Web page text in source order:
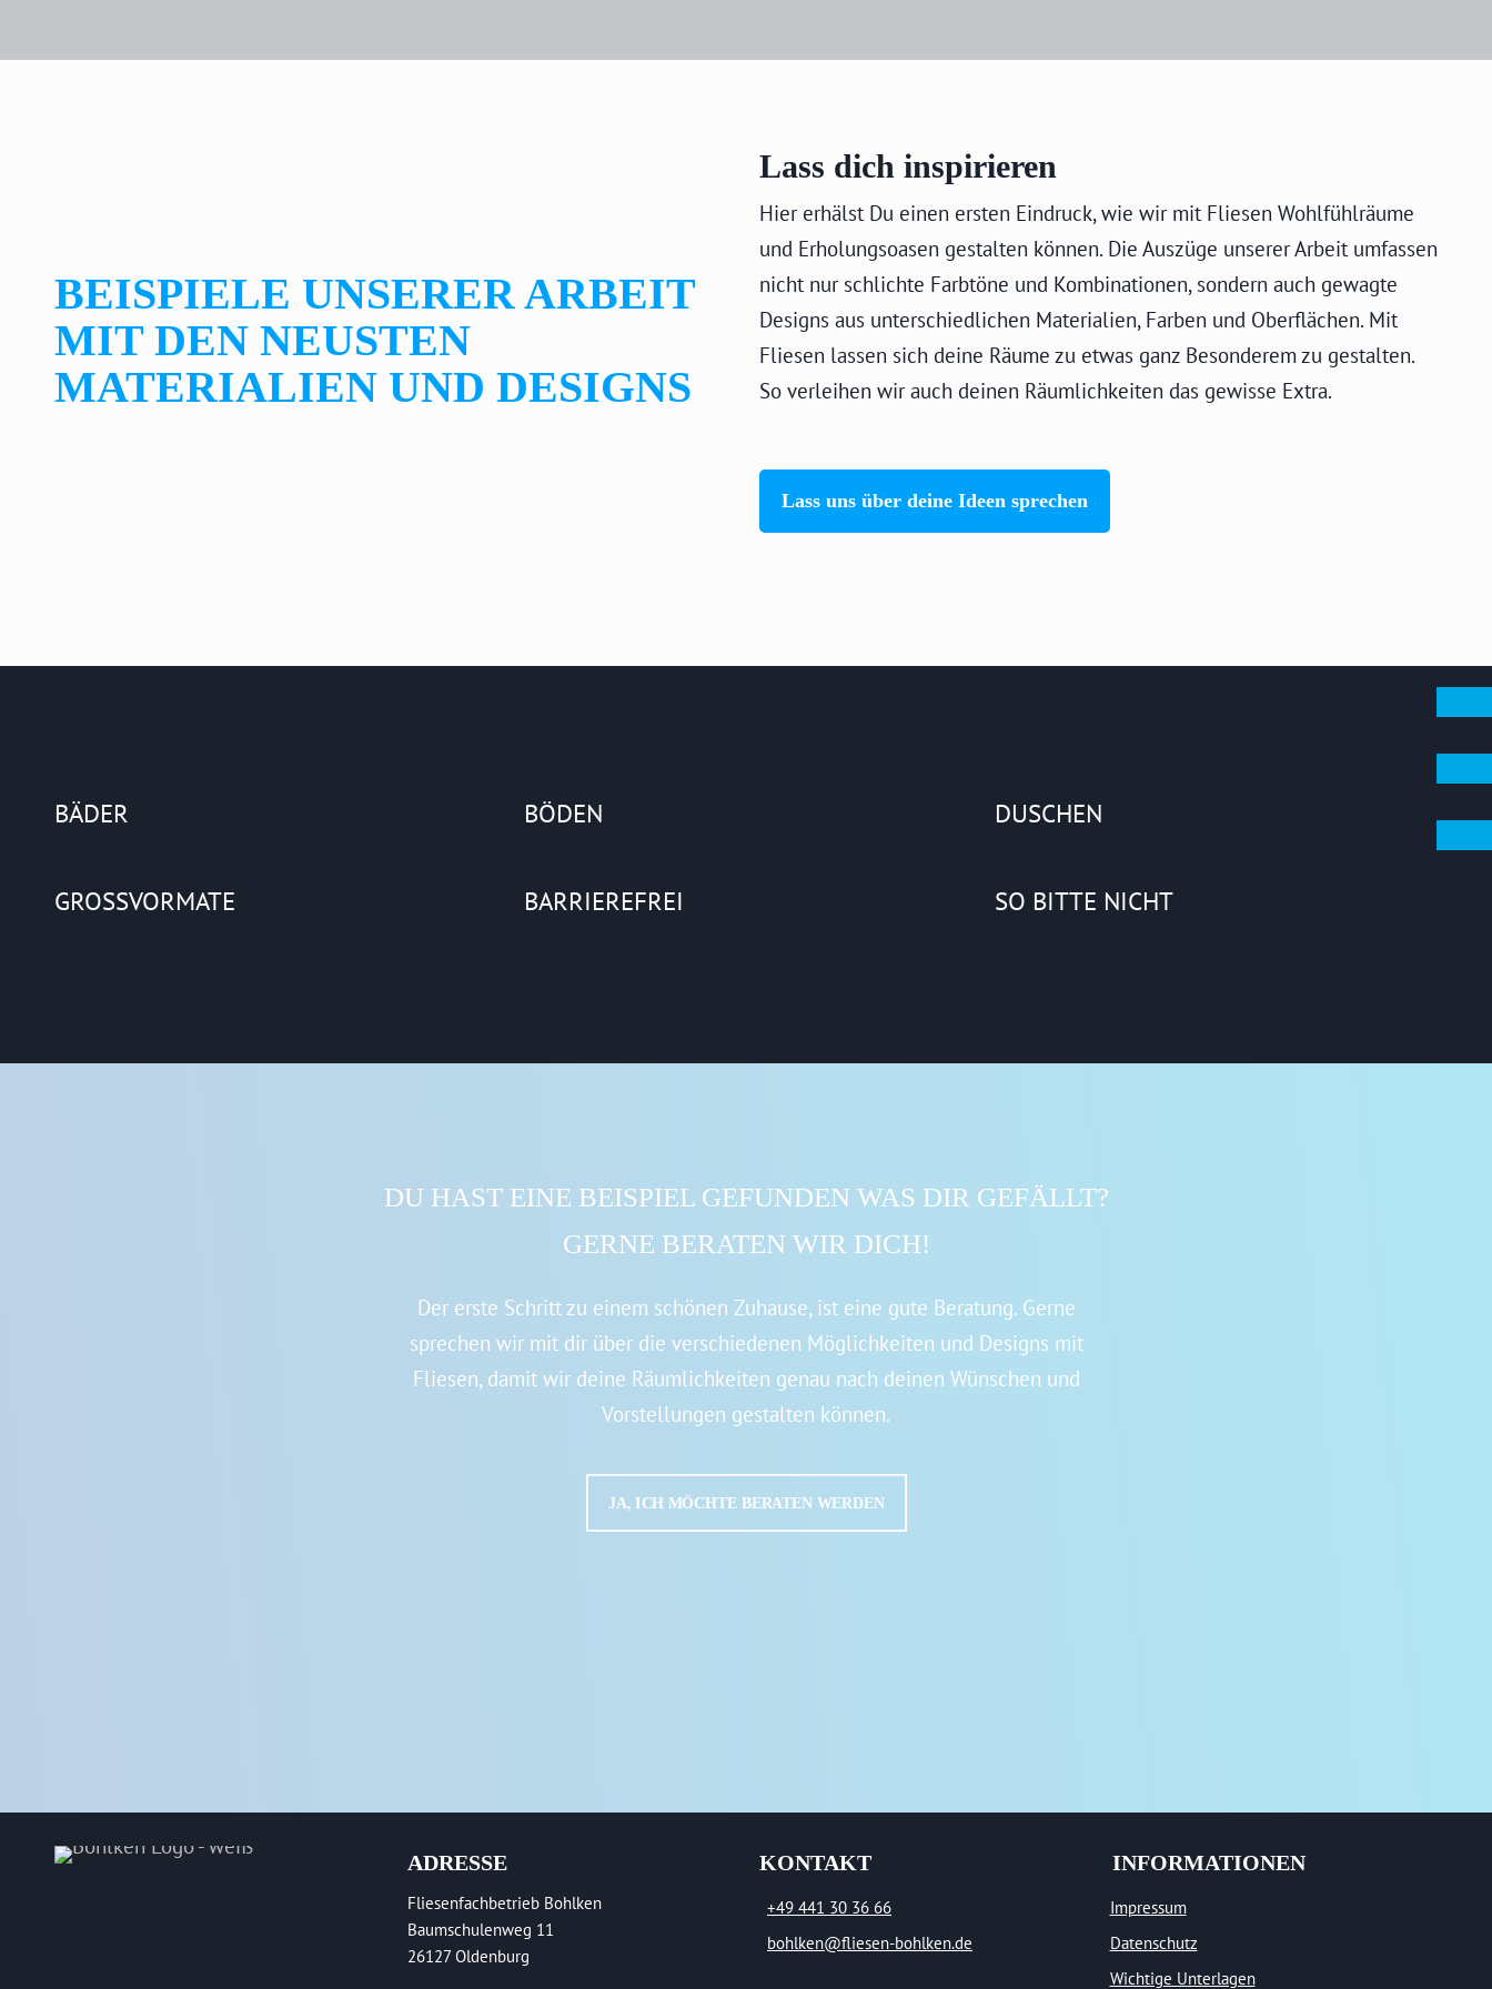
BEISPIELE UNSERER ARBEIT
MIT DEN NEUSTEN
MATERIALIEN UND DESIGNS
Lass dich inspirieren
Hier erhälst Du einen ersten Eindruck, wie wir mit Fliesen Wohlfühlräume
und Erholungsoasen gestalten können. Die Auszüge unserer Arbeit umfassen
nicht nur schlichte Farbtöne und Kombinationen, sondern auch gewagte
Designs aus unterschiedlichen Materialien, Farben und Oberflächen. Mit
Fliesen lassen sich deine Räume zu etwas ganz Besonderem zu gestalten.
So verleihen wir auch deinen Räumlichkeiten das gewisse Extra.
Lass uns über deine Ideen sprechen
BÄDER BÖDEN DUSCHEN
GROSSVORMATE BARRIEREFREI SO BITTE NICHT
DU HAST EINE BEISPIEL GEFUNDEN WAS DIR GEFÄLLT?
GERNE BERATEN WIR DICH!
Der erste Schritt zu einem schönen Zuhause, ist eine gute Beratung. Gerne
sprechen wir mit dir über die verschiedenen Möglichkeiten und Designs mit
Fliesen, damit wir deine Räumlichkeiten genau nach deinen Wünschen und
Vorstellungen gestalten können.
JA, ICH MÖCHTE BERATEN WERDEN
ADRESSE
Fliesenfachbetrieb Bohlken
Baumschulenweg 11
26127 Oldenburg
KONTAKT
+49 441 30 36 66
bohlken@fliesen-bohlken.de
INFORMATIONEN
Impressum
Datenschutz
Wichtige Unterlagen